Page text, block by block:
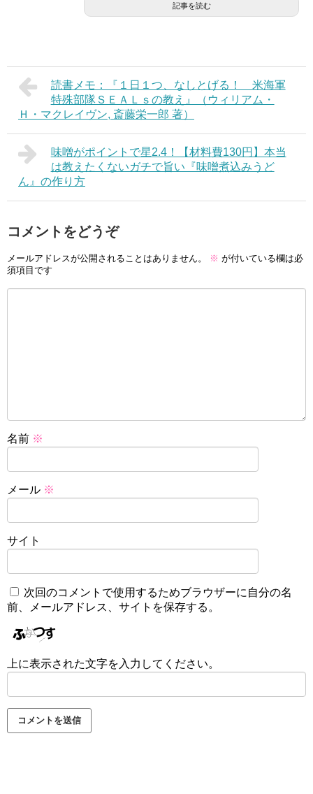
記事を読む
読書メモ：『１日１つ、なしとげる！ 米海軍
特殊部隊ＳＥＡＬｓの教え』（ウィリアム・
Ｈ・マクレイヴン, 斎藤栄一郎 著）
味噌がポイントで星2.4！【材料費130円】本当
は教えたくないガチで旨い『味噌煮込みうど
ん』の作り方
コメントをどうぞ
メールアドレスが公開されることはありません。 ※ が付いている欄は必
須項目です
名前 ※
メール ※
サイト
次回のコメントで使用するためブラウザーに自分の名
前、メールアドレス、サイトを保存する。
上に表示された文字を入力してください。